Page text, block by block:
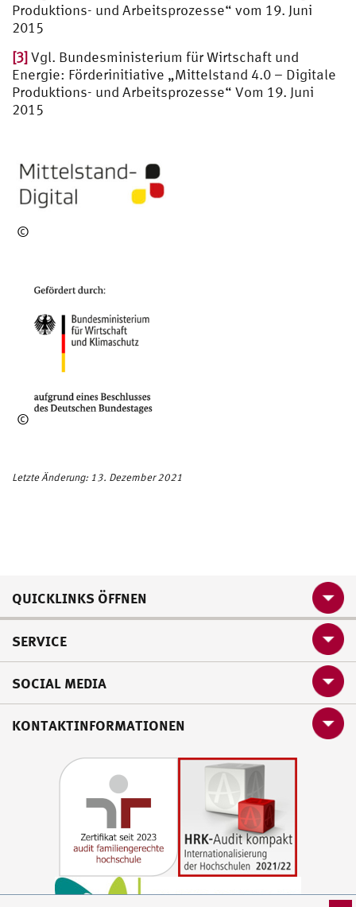
Produktions- und Arbeitsprozesse“ vom 19. Juni
2015
[3] Vgl. Bundesministerium für Wirtschaft und
Energie: Förderinitiative „Mittelstand 4.0 – Digitale
Produktions- und Arbeitsprozesse“ Vom 19. Juni
2015
©
©
Letzte Änderung: 13. Dezember 2021
QUICKLINKS ÖFFNEN
SERVICE
SOCIAL MEDIA
KONTAKTINFORMATIONEN